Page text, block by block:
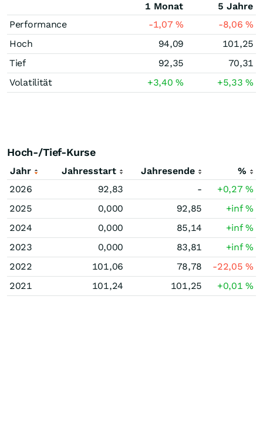
1 Monat
5 Jahre
Performance
-1,07% -8,06%
Hoch
94,09
101,25
Tief
92,35
70,31
Volatilität
+3,40% +5,33%
Hoch-/Tief-Kurse
Jahr Jahresstart Jahresende
%
2026
92,83 - +0,27%
2025
0,000 92,85 +inf%
2024
0,000 85,14 +inf%
2023
0,000 83,81 +inf%
2022
101,06 78,78 -22,05%
2021
101,24 101,25 +0,01%